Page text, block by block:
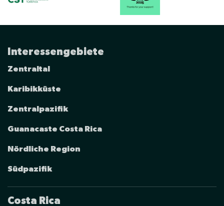
Interessengebiete
Zentraltal
Karibikküste
Zentralpazifik
Guanacaste Costa Rica
Nördliche Region
Südpazifik
Costa Rica